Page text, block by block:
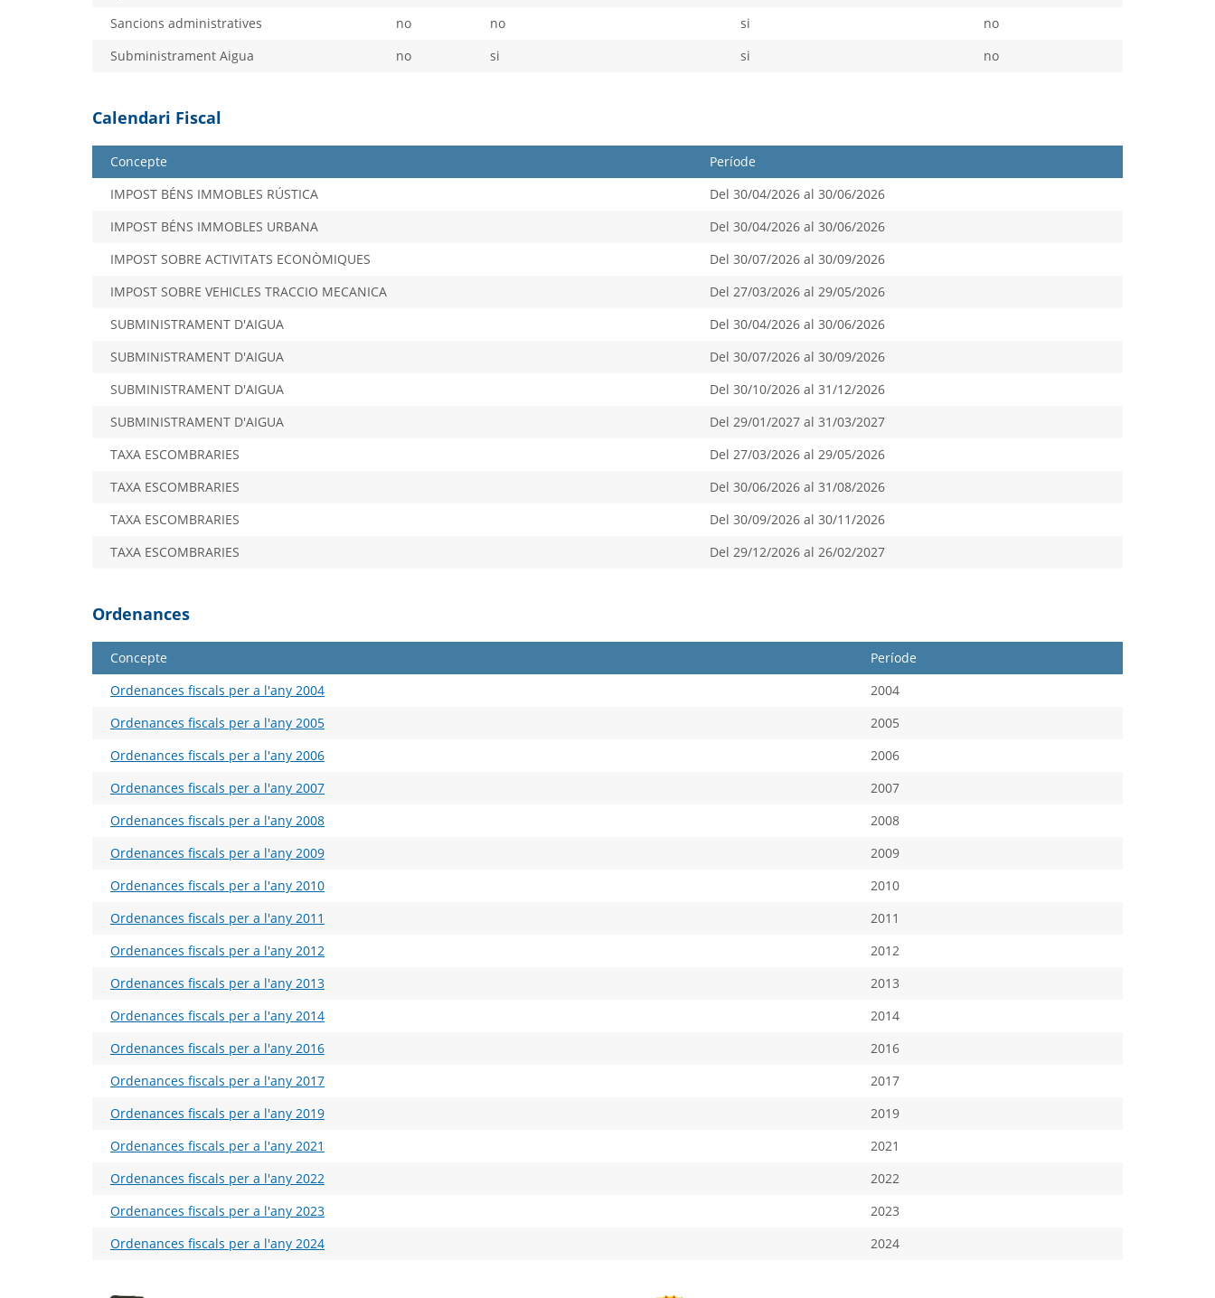
Sancions administratives
no no si
no
Subministrament Aigua
no si si no
Calendari Fiscal
Concepte
Període
IMPOST BÉNS IMMOBLES RÚSTICA
Del 30/04/2026 al 30/06/2026
IMPOST BÉNS IMMOBLES URBANA
Del 30/04/2026 al 30/06/2026
IMPOST SOBRE ACTIVITATS ECONÒMIQUES
Del 30/07/2026 al 30/09/2026
IMPOST SOBRE VEHICLES TRACCIO MECANICA
Del 27/03/2026 al 29/05/2026
SUBMINISTRAMENT D'AIGUA
Del 30/04/2026 al 30/06/2026
SUBMINISTRAMENT D'AIGUA
Del 30/07/2026 al 30/09/2026
SUBMINISTRAMENT D'AIGUA
Del 30/10/2026 al 31/12/2026
SUBMINISTRAMENT D'AIGUA
Del 29/01/2027 al 31/03/2027
TAXA ESCOMBRARIES
Del 27/03/2026 al 29/05/2026
TAXA ESCOMBRARIES
Del 30/06/2026 al 31/08/2026
TAXA ESCOMBRARIES
Del 30/09/2026 al 30/11/2026
TAXA ESCOMBRARIES
Del 29/12/2026 al 26/02/2027
Ordenances
Concepte
Període
Ordenances fiscals per a l'any 2004
2004
Ordenances fiscals per a l'any 2005
2005
Ordenances fiscals per a l'any 2006
2006
Ordenances fiscals per a l'any 2007
2007
Ordenances fiscals per a l'any 2008
2008
Ordenances fiscals per a l'any 2009
2009
Ordenances fiscals per a l'any 2010
2010
Ordenances fiscals per a l'any 2011
2011
Ordenances fiscals per a l'any 2012
2012
Ordenances fiscals per a l'any 2013
2013
Ordenances fiscals per a l'any 2014
2014
Ordenances fiscals per a l'any 2016
2016
Ordenances fiscals per a l'any 2017
2017
Ordenances fiscals per a l'any 2019
2019
Ordenances fiscals per a l'any 2021
2021
Ordenances fiscals per a l'any 2022
2022
Ordenances fiscals per a l'any 2023
2023
Ordenances fiscals per a l'any 2024
2024